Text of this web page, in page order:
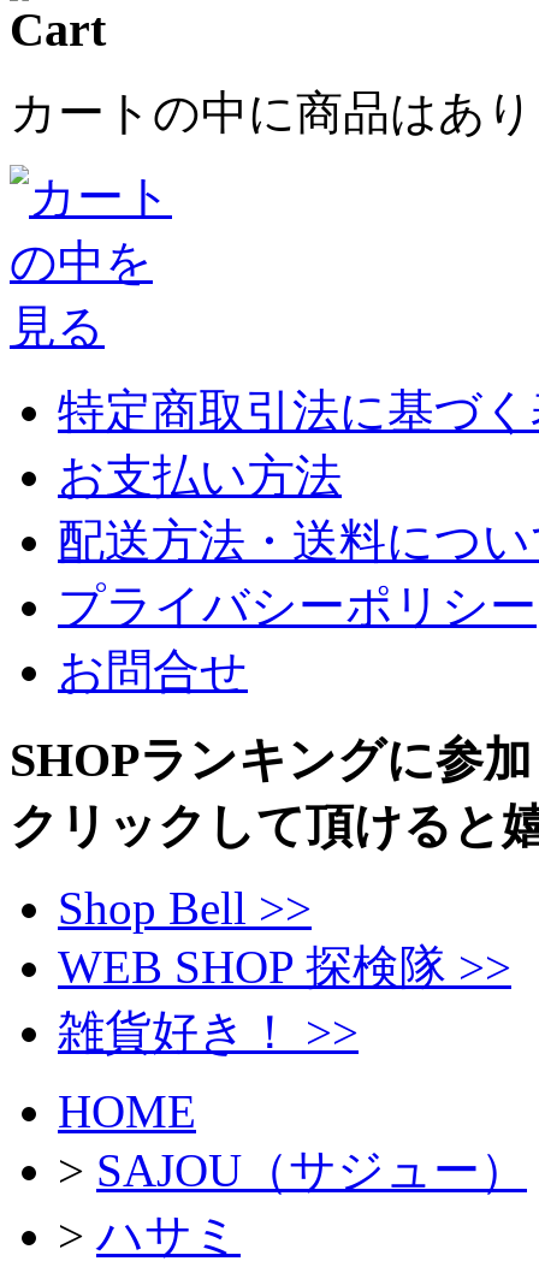
カートの中に商品はあ
特定商取引法に基づ
お支払い方法
配送方法・送料につ
プライバシーポリシー
お問合せ
SHOPランキングに参
クリックして頂けると
Shop Bell >>
WEB SHOP 探検隊 >>
雑貨好き！ >>
HOME
> SAJOU（サジュー）
>ハサミ